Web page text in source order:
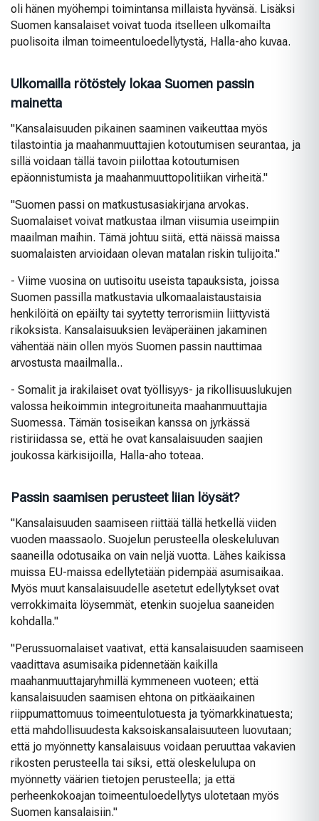
oli hänen myöhempi toimintansa millaista hyvänsä. Lisäksi
Suomen kansalaiset voivat tuoda itselleen ulkomailta
puolisoita ilman toimeentuloedellytystä, Halla-aho kuvaa.
Ulkomailla rötöstely lokaa Suomen passin
mainetta
"Kansalaisuuden pikainen saaminen vaikeuttaa myös
tilastointia ja maahanmuuttajien kotoutumisen seurantaa, ja
sillä voidaan tällä tavoin piilottaa kotoutumisen
epäonnistumista ja maahanmuuttopolitiikan virheitä."
"Suomen passi on matkustusasiakirjana arvokas.
Suomalaiset voivat matkustaa ilman viisumia useimpiin
maailman maihin. Tämä johtuu siitä, että näissä maissa
suomalaisten arvioidaan olevan matalan riskin tulijoita."
- Viime vuosina on uutisoitu useista tapauksista, joissa
Suomen passilla matkustavia ulkomaalaistaustaisia
henkilöitä on epäilty tai syytetty terrorismiin liittyvistä
rikoksista. Kansalaisuuksien leväperäinen jakaminen
vähentää näin ollen myös Suomen passin nauttimaa
arvostusta maailmalla..
- Somalit ja irakilaiset ovat työllisyys- ja rikollisuuslukujen
valossa heikoimmin integroituneita maahanmuuttajia
Suomessa. Tämän tosiseikan kanssa on jyrkässä
ristiriidassa se, että he ovat kansalaisuuden saajien
joukossa kärkisijoilla, Halla-aho toteaa.
Passin saamisen perusteet liian löysät?
"Kansalaisuuden saamiseen riittää tällä hetkellä viiden
vuoden maassaolo. Suojelun perusteella oleskeluluvan
saaneilla odotusaika on vain neljä vuotta. Lähes kaikissa
muissa EU-maissa edellytetään pidempää asumisaikaa.
Myös muut kansalaisuudelle asetetut edellytykset ovat
verrokkimaita löysemmät, etenkin suojelua saaneiden
kohdalla."
"Perussuomalaiset vaativat, että kansalaisuuden saamiseen
vaadittava asumisaika pidennetään kaikilla
maahanmuuttajaryhmillä kymmeneen vuoteen; että
kansalaisuuden saamisen ehtona on pitkäaikainen
riippumattomuus toimeentulotuesta ja työmarkkinatuesta;
että mahdollisuudesta kaksoiskansalaisuuteen luovutaan;
että jo myönnetty kansalaisuus voidaan peruuttaa vakavien
rikosten perusteella tai siksi, että oleskelulupa on
myönnetty väärien tietojen perusteella; ja että
perheenkokoajan toimeentuloedellytys ulotetaan myös
Suomen kansalaisiin."